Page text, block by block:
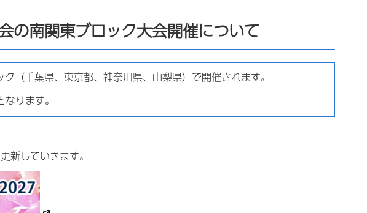
の南関東ブロック大会開催について
（千葉県、東京都、神奈川県、山梨県）で開催されます。
ります。
新していきます。